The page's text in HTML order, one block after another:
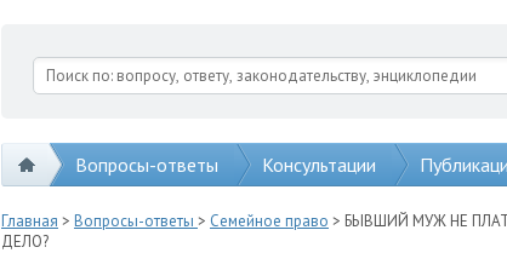
Вопросы-ответы Консультации
Главная > Вопросы-ответы > Семейное право > БЫВШИЙ МУЖ НЕ
ДЕЛО?